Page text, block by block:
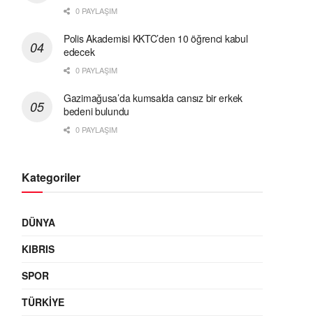
0 PAYLAŞIM
Polis Akademisi KKTC’den 10 öğrenci kabul
edecek
0 PAYLAŞIM
Gazimağusa’da kumsalda cansız bir erkek
bedeni bulundu
0 PAYLAŞIM
Kategoriler
DÜNYA
KIBRIS
SPOR
TÜRKIYE